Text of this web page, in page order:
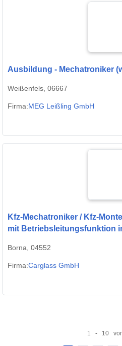
Ausbildung - Mechatroniker
Weißenfels, 06667
Firma:MEG Leißling GmbH
Kfz-Mechatroniker / Kfz-
mit Betriebsleitungsfunktion
Borna, 04552
Firma:Carglass GmbH
1 - 10